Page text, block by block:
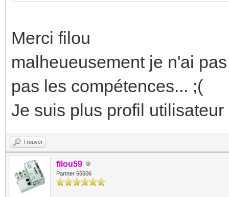
Merci filou
malheueusement je n'ai
pas les compétences... ;(
Je suis plus profil
Trouver
filou59
Partner 66506